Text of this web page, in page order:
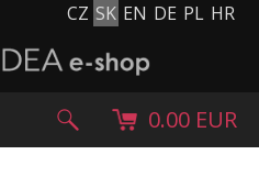
CZ SK EN DE PL HR
0.00 EUR